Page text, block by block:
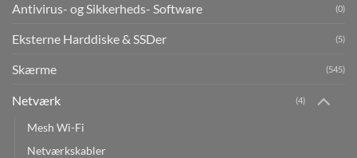
Antivirus- og Sikkerheds- Software (0)
Eksterne Harddiske & SSDer (5)
Skærme (545)
Netværk (4)
Mesh Wi-Fi
Netværkskabler